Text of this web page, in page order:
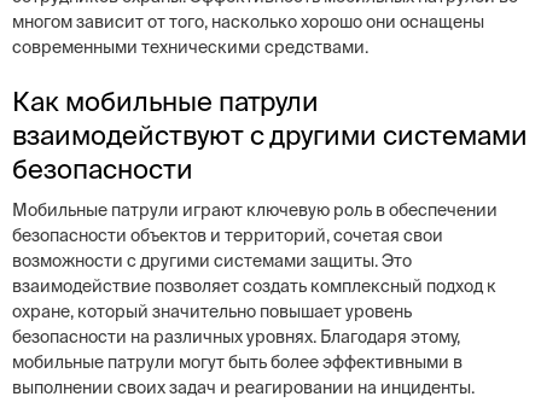
многом зависит от того, насколько хорошо они оснащены
современными техническими средствами.
Как мобильные патрули
взаимодействуют с другими системами
безопасности
Мобильные патрули играют ключевую роль в обеспечении
безопасности объектов и территорий, сочетая свои
возможности с другими системами защиты. Это
взаимодействие позволяет создать комплексный подход к
охране, который значительно повышает уровень
безопасности на различных уровнях. Благодаря этому,
мобильные патрули могут быть более эффективными в
выполнении своих задач и реагировании на инциденты.